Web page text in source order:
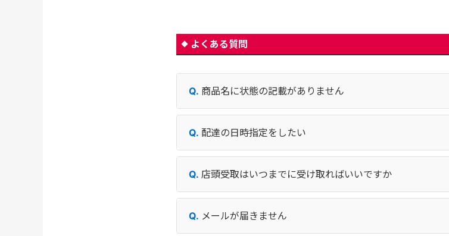
よくある質問
商品名に状態の記載がありません
配達の日時指定をしたい
店頭受取はいつまでに受け取ればいいですか
メールが届きません